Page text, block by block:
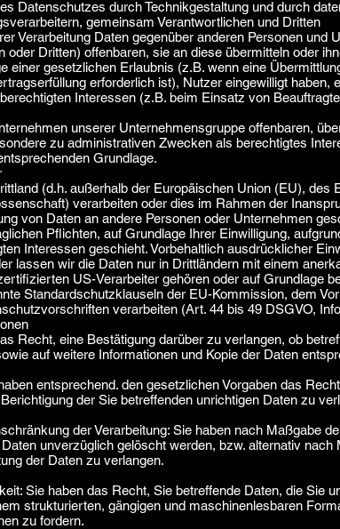
Datenschutzes durch Technikgestaltung und durch
gemeinsam Verantwortlichen und Dritten
Verarbeitung Daten gegenüber anderen Personen und
oder Dritten) offenbaren, sie an diese übermitteln oder
einer gesetzlichen Erlaubnis (z.B. wenn eine
erforderlich ist), Nutzer eingewilligt haben,
Interessen (z.B. beim Einsatz von
unserer Unternehmensgruppe offenbaren,
zu administrativen Zwecken als berechtigtes
Grundlage.
(d.h. außerhalb der Europäischen Union (EU),
verarbeiten oder dies im Rahmen der
von Daten an andere Personen oder Unternehmen
Pflichten, auf Grundlage Ihrer Einwilligung,
Interessen geschieht. Vorbehaltlich ausdrücklicher
lassen wir die Daten nur in Drittländern mit einem
US-Verarbeiter gehören oder auf Grundlage
Standardschutzklauseln der EU-Kommission, dem
verarbeiten (Art. 44 bis 49 DSGVO,
Recht, eine Bestätigung darüber zu verlangen, ob
auf weitere Informationen und Kopie der Daten
entsprechend. den gesetzlichen Vorgaben das
der Sie betreffenden unrichtigen Daten zu
der Verarbeitung: Sie haben nach Maßgabe
unverzüglich gelöscht werden, bzw. alternativ
der Daten zu verlangen.
Sie haben das Recht, Sie betreffende Daten, die Sie
strukturierten, gängigen und maschinenlesbaren
zu fordern.